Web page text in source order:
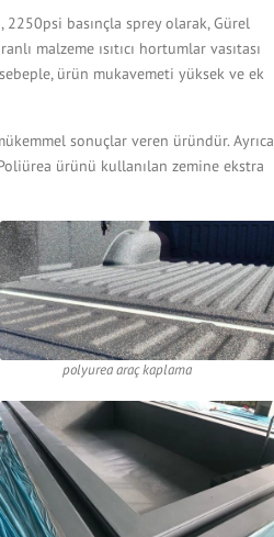
2250psi basınçla sprey olarak, Gürel
malzeme ısıtıcı hortumlar vasıtası
ürün mukavemeti yüksek ve ek
sonuçlar veren üründür. Ayrıca
ürünü kullanılan zemine ekstra
polyurea araç kaplama